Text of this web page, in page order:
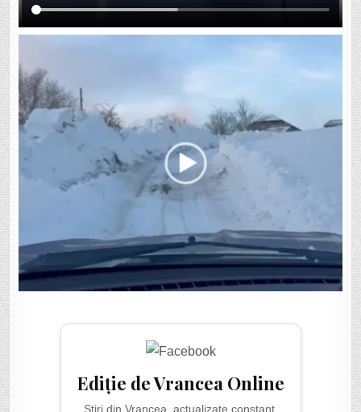
Ediție de Vrancea Online
Știri din Vrancea, actualizate constant.